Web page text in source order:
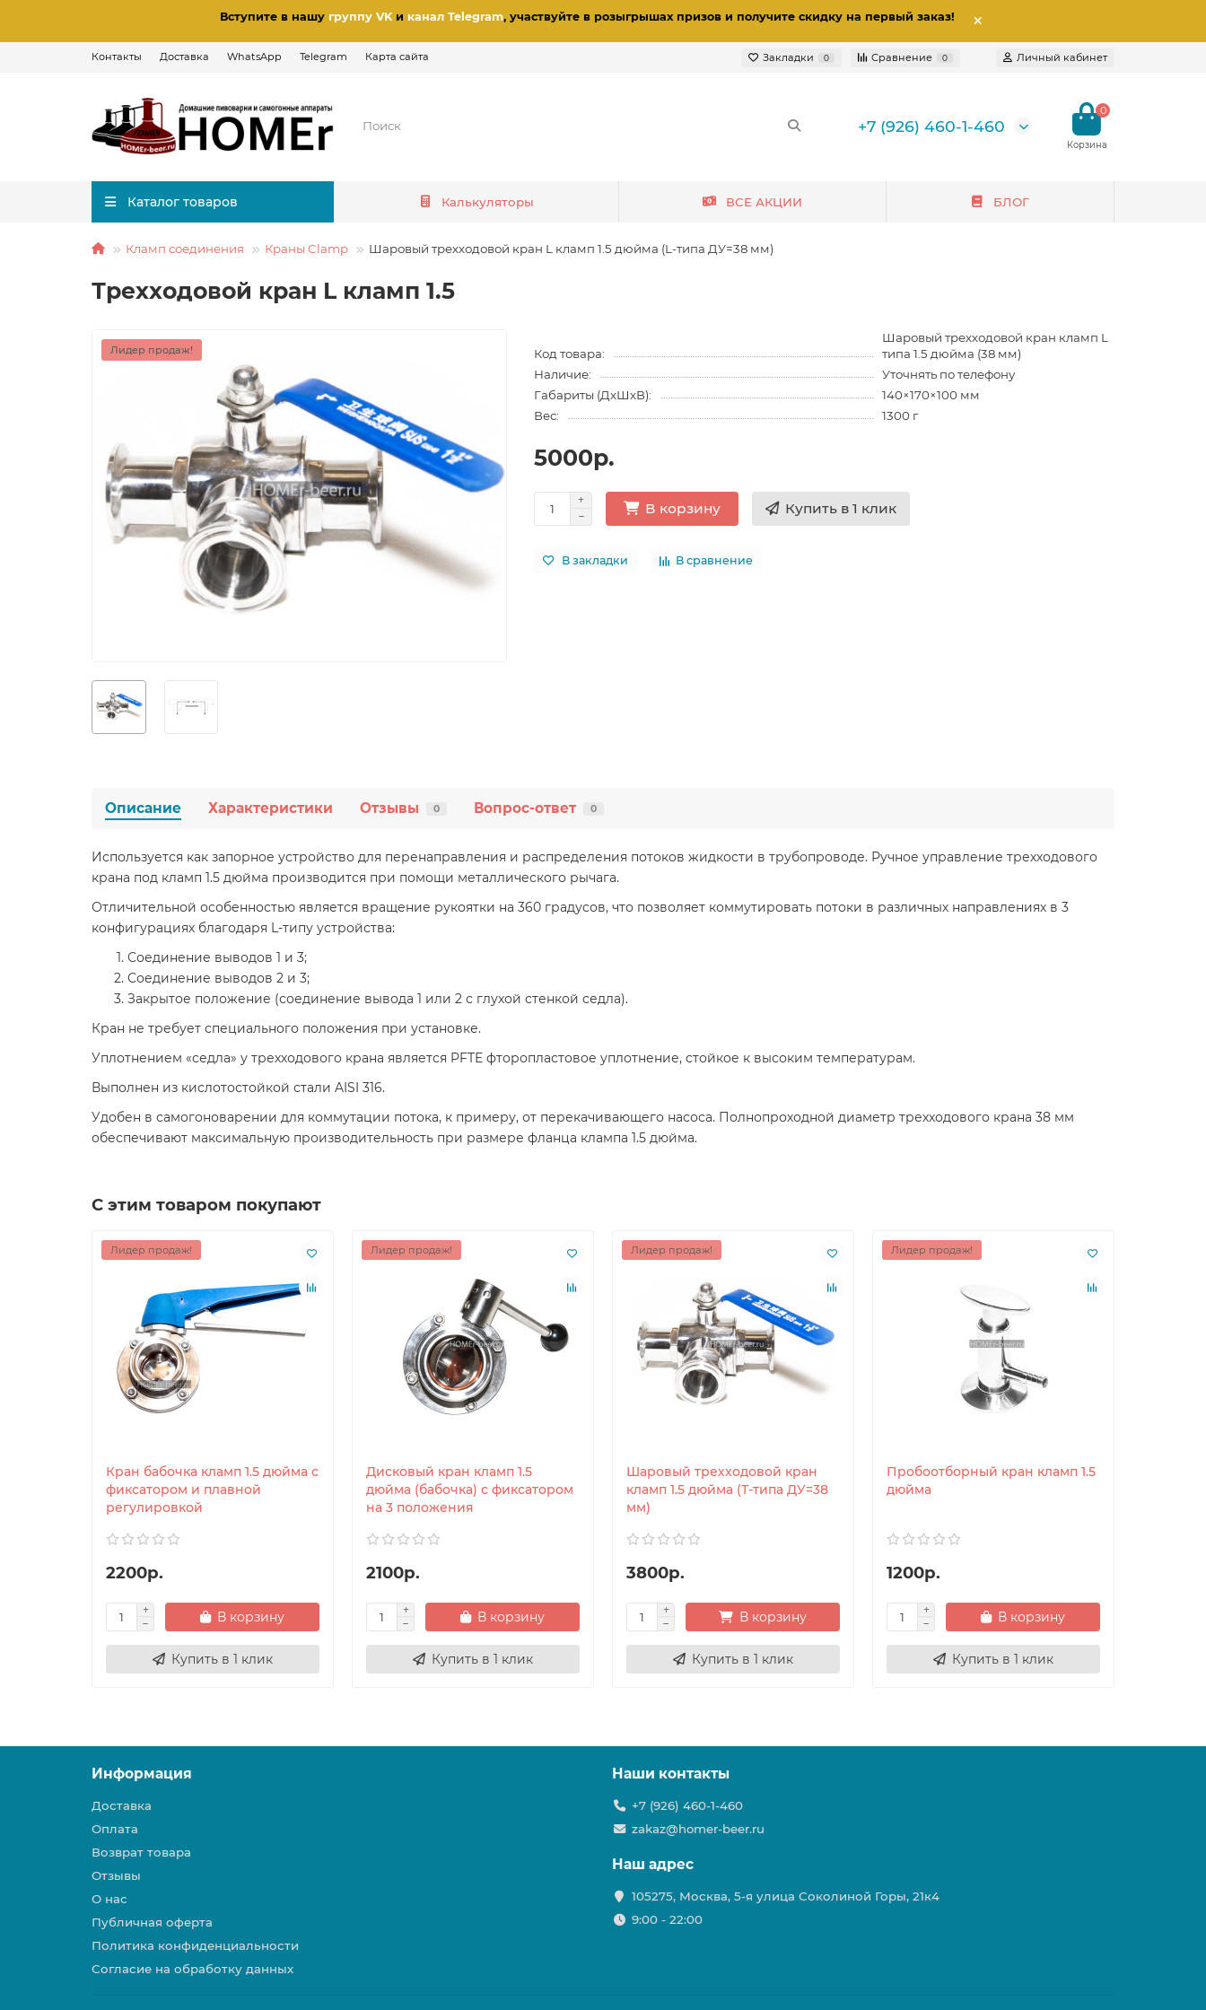
Вступите в нашу группу VKи канал Telegram, участвуйте в розыгрышах призов и получите скидку на первый заказ!
Контакты Доставка WhatsApp Telegram Карта сайта Закладки 0 Сравнение 0 Личный кабинет
+7 (926) 460-1-460
0
Каталог товаров Калькуляторы ВСЕ АКЦИИ БЛОГ
Кламп соединения Краны Clamp Шаровый трехходовой кран L кламп 1.5 дюйма (L-типа ДУ=38 мм)
Трехходовой кран L кламп 1.5
Лидер продаж! Код товара:
Шаровый трехходовой кран кламп L
типа 1.5 дюйма (38 мм)
Наличие:
Уточнять по телефону
Габариты (ДхШхВ):
140×170×100 мм
Вес:
1300 г
5000р.
В корзину Купить в 1 клик
В закладки В сравнение
Описание Характеристики Отзывы 0 Вопрос-ответ 0
Используется как запорное устройство для перенаправления и распределения потоков жидкости в трубопроводе. Ручное управление трехходового
крана под кламп 1.5 дюйма производится при помощи металлического рычага.
Отличительной особенностью является вращение рукоятки на 360 градусов, что позволяет коммутировать потоки в различных направлениях в 3
конфигурациях благодаря L-типу устройства:
Соединение выводов 1 и 3;
Соединение выводов 2 и 3;
Закрытое положение (соединение вывода 1 или 2 с глухой стенкой седла).
Кран не требует специального положения при установке.
Уплотнением «седла» у трехходового крана является PFTE фторопластовое уплотнение, стойкое к высоким температурам.
Выполнен из кислотостойкой стали AISI 316.
Удобен в самогоноварении для коммутации потока, к примеру, от перекачивающего насоса. Полнопроходной диаметр трехходового крана 38 мм
обеспечивают максимальную производительность при размере фланца клампа 1.5 дюйма.
С этим товаром покупают
Лидер продаж!
Кран бабочка кламп 1.5 дюйма с
фиксатором и плавной
регулировкой
2200р.
В корзину
Купить в 1 клик
Лидер продаж!
Дисковый кран кламп 1.5
дюйма (бабочка) с фиксатором
на 3 положения
2100р.
В корзину
Купить в 1 клик
Лидер продаж!
Шаровый трехходовой кран
кламп 1.5 дюйма (Т-типа ДУ=38
мм)
3800р.
В корзину
Купить в 1 клик
Лидер продаж!
Пробоотборный кран кламп 1.5
дюйма
1200р.
В корзину
Купить в 1 клик
Информация
Доставка
Оплата
Возврат товара
Отзывы
О нас
Публичная оферта
Политика конфиденциальности
Согласие на обработку данных
Наши контакты
+7 (926) 460-1-460
zakaz@homer-beer.ru
Наш адрес
105275, Москва, 5-я улица Соколиной Горы, 21к4
9:00 - 22:00